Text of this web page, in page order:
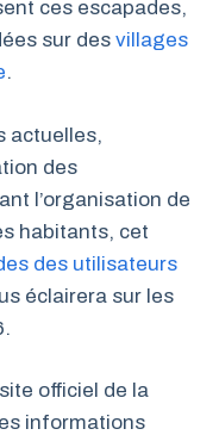
ces escapades,
sur des villages
.
actuelles,
des
l’organisation de
habitants, cet
des utilisateurs
éclairera sur les
officiel de la
informations